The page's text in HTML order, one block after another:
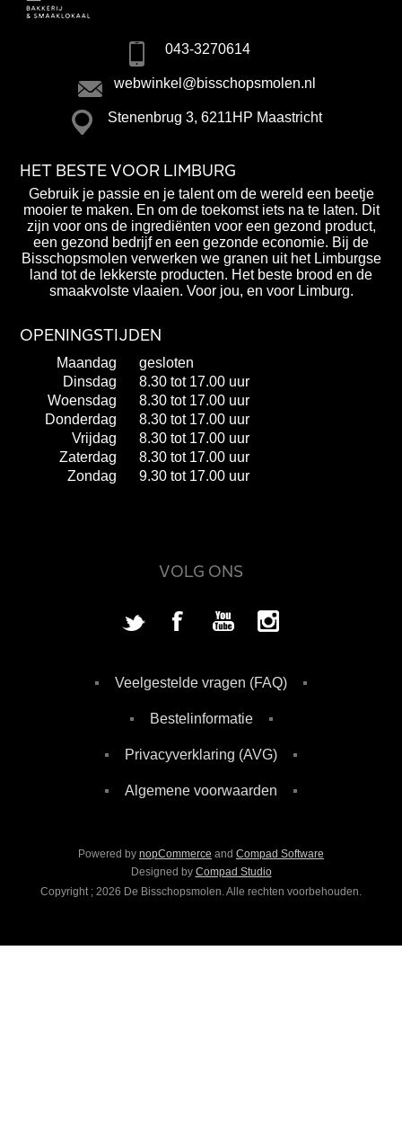
043-3270614
webwinkel@bisschopsmolen.nl
Stenenbrug 3, 6211HP Maastricht
HET BESTE VOOR LIMBURG
Gebruik je passie en je talent om de wereld een beetje
mooier te maken. En om de toekomst iets na te laten. Dit
zijn voor ons de ingrediënten voor een gezond product,
een gezond bedrijf en een gezonde economie. Bij de
Bisschopsmolen verwerken we granen uit het Limburgse
land tot de lekkerste producten. Het beste brood en de
smaakvolste vlaaien. Voor jou, en voor Limburg.
OPENINGSTIJDEN
Maandag
gesloten
Dinsdag
8.30 tot 17.00 uur
Woensdag
8.30 tot 17.00 uur
Donderdag
8.30 tot 17.00 uur
Vrijdag
8.30 tot 17.00 uur
Zaterdag
8.30 tot 17.00 uur
Zondag
9.30 tot 17.00 uur
VOLG ONS
Veelgestelde vragen (FAQ)
Bestelinformatie
Privacyverklaring (AVG)
Algemene voorwaarden
Powered by nopCommerce and Compad Software
Designed by Compad Studio
Copyright ; 2026 De Bisschopsmolen. Alle rechten voorbehouden.